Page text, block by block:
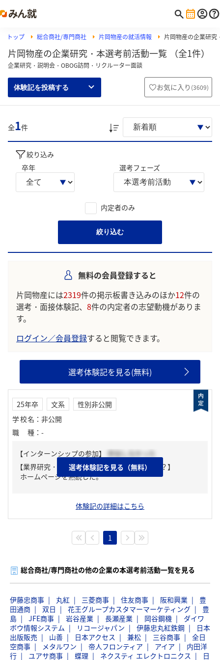
トップ 総合商社/専門商社 片岡物産の就活情報 片岡物産の企業研究
片岡物産の企業研究・本選考前活動一覧 （全1件）
企業研究・説明会・OBOG訪問・リクルーター面談
体験記を投稿する お気に入り (3609)
全1件
絞り込み
卒年
選考フェーズ
内定者のみ
絞り込む
無料の会員登録すると
片岡物産には2319件の掲示板書き込みのほか12件の
選考・面接体験記、 8件の内定者の志望動機がありま
す。
ログイン／会員登録すると閲覧できます。
選考体験記を見る(無料)
25年卒 文系
性別非公開
学校名 ： 非公開
職種 ： -
【インターンシップの参加】
参加しなかった
【業界研究・企業研究はどんな風にしましたか？】
ホームページを熟読した。
選考体験記を見る（無料）
体験記の詳細はこちら
1
総合商社/専門商社の他の企業の本選考前活動一覧を見る
伊藤忠商事 丸紅 三菱商事 住友商事 阪和興業
豊
田通商
双日 花王グループカスタマーマーケティング
豊
島
JFE商事 岩谷産業 長瀬産業 岡谷鋼機
ダイワ
ボウ情報システム
リコージャパン 伊藤忠丸紅鉄鋼
日本
出版販売
山善 日本アクセス 兼松 三谷商事
全日
空商事
メタルワン 帝人フロンティア アイア
内田洋
行
ユアサ商事 蝶理 ネクスティ エレクトロニクス 日